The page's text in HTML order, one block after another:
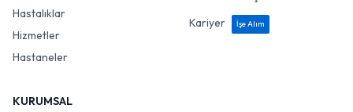
Hastalıklar
Hizmetler
Hastaneler
Kariyer
İşe Alım
KURUMSAL